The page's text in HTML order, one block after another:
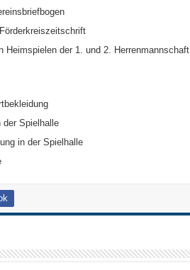
Heimspielen der 1. und 2.
der Spielhalle
in der Spielhalle